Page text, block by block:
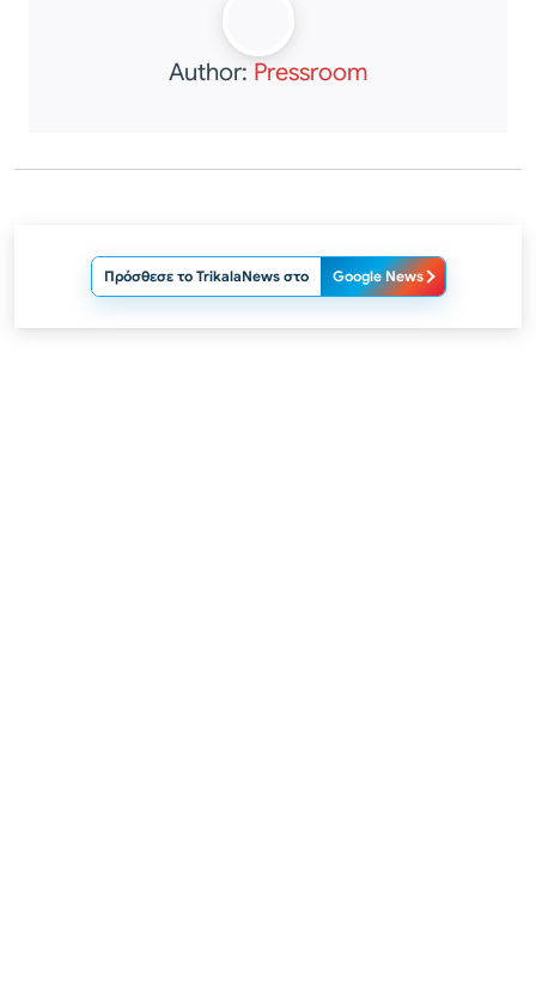
Author: Pressroom
Πρόσθεσε το TrikalaNews στο Google News